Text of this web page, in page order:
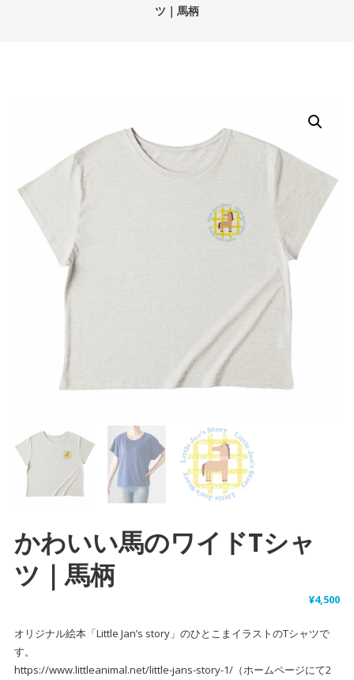
ツ｜馬柄
かわいい馬のワイドTシャ
ツ｜馬柄
¥4,500
オリジナル絵本「Little Jan’s story」のひとこまイラストのTシャツで
す。
https://www.littleanimal.net/little-jans-story-1/（ホームページにて2